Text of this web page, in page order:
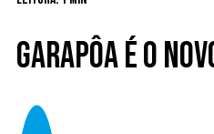
Garapôa é o